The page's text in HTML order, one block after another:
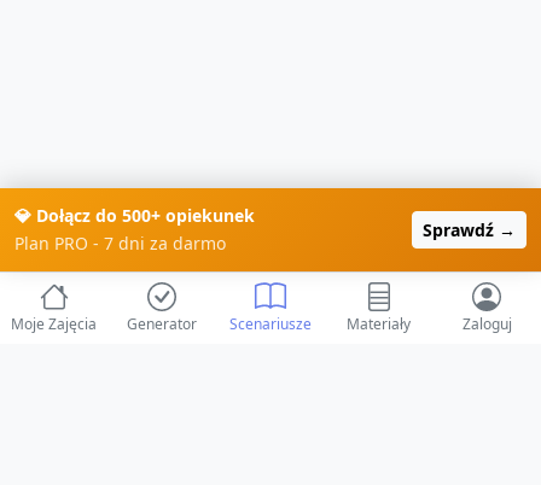
💎 Dołącz do 500+ opiekunek
Plan PRO - 7 dni za darmo
Sprawdź →
Moje Zajęcia Generator Scenariusze Materiały Zaloguj